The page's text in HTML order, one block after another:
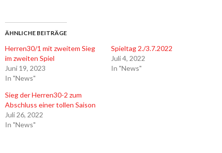
ÄHNLICHE BEITRÄGE
Herren30/1 mit zweitem Sieg
im zweiten Spiel
Juni 19, 2023
In "News"
Spieltag 2./3.7.2022
Juli 4, 2022
In "News"
Sieg der Herren30-2 zum
Abschluss einer tollen Saison
Juli 26, 2022
In "News"